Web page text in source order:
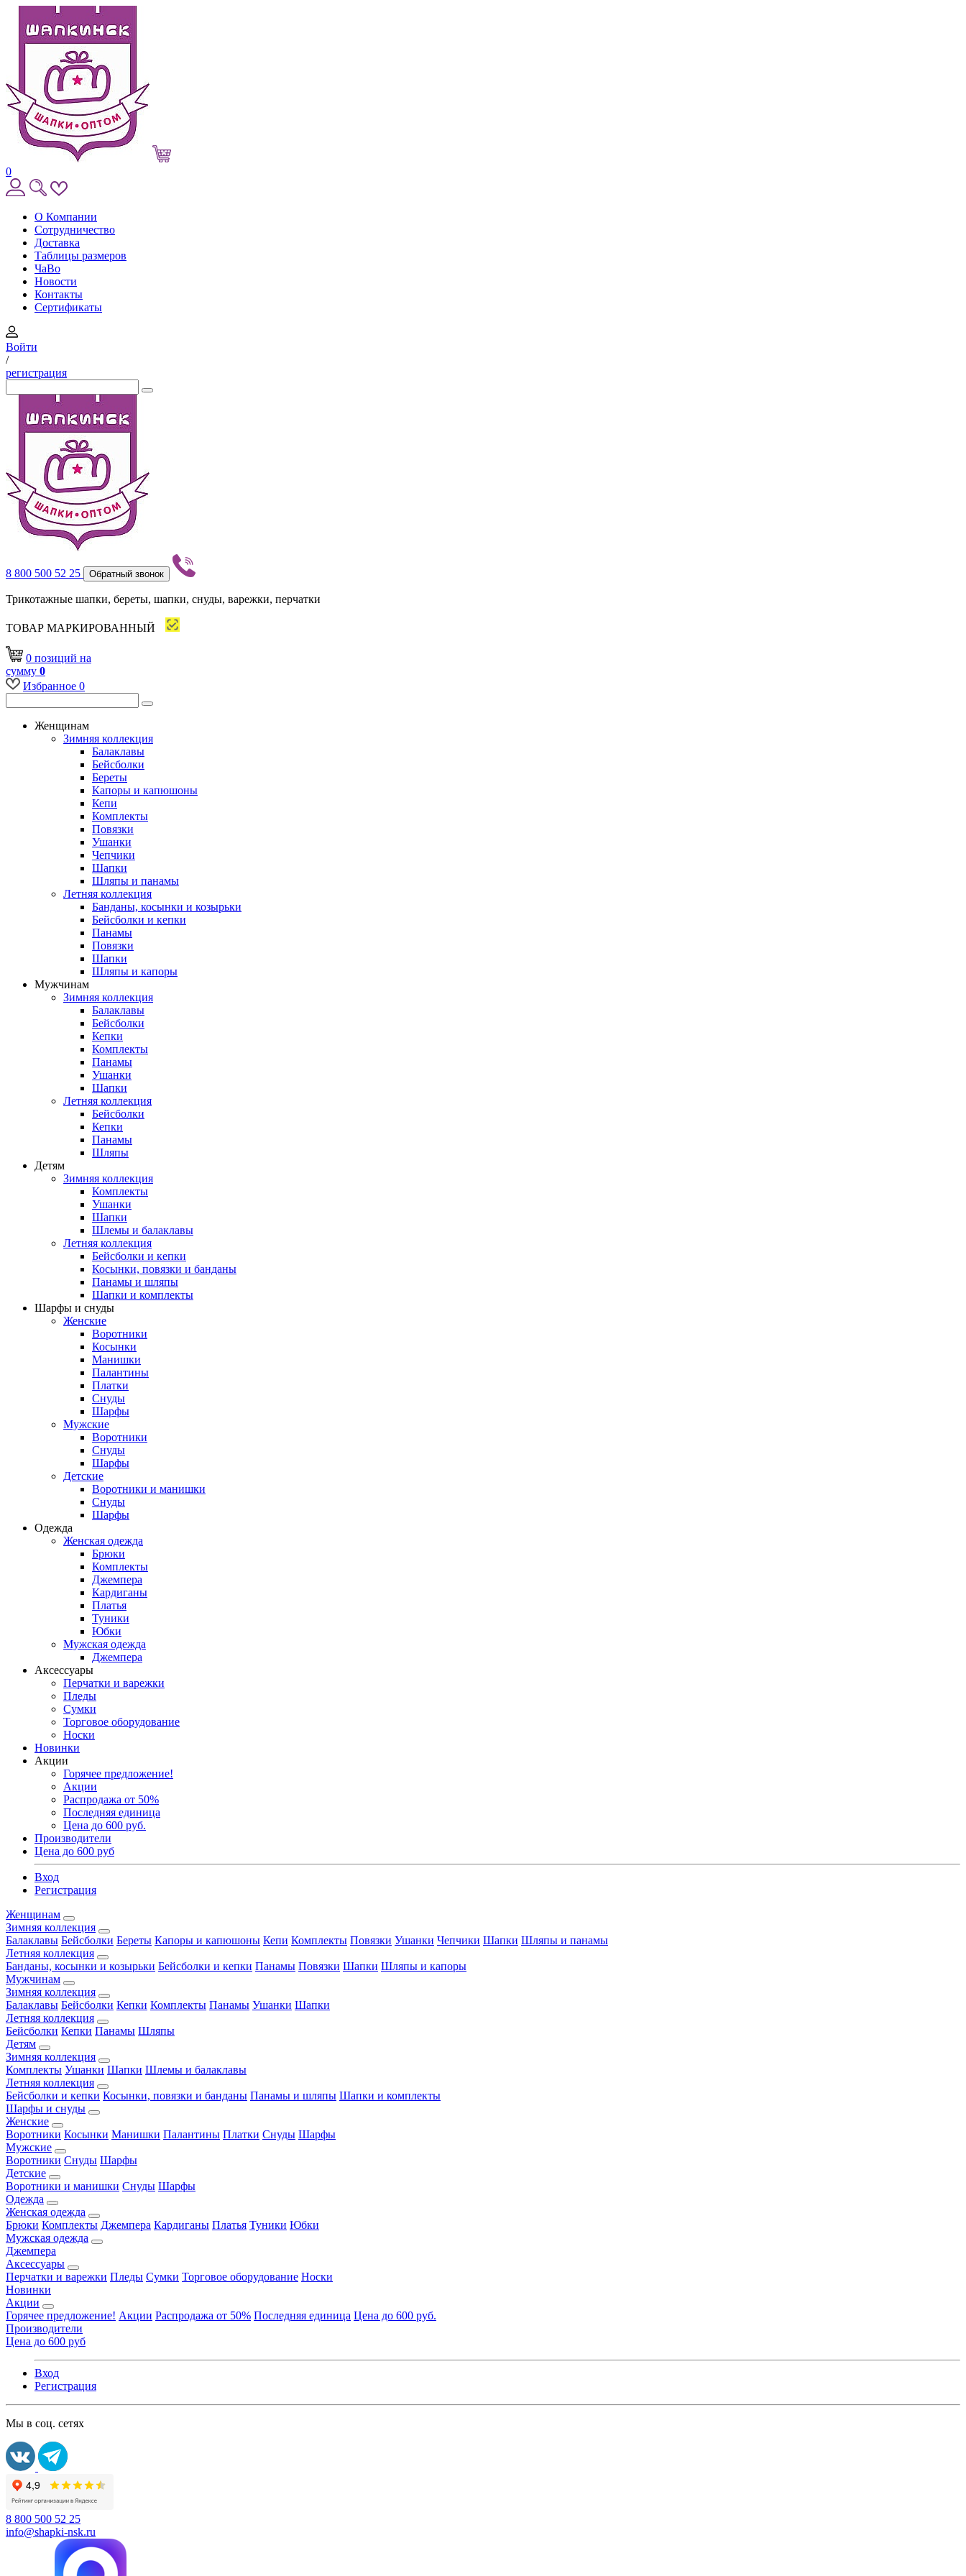
0
О Компании
Сотрудничество
Доставка
Таблицы размеров
ЧаВо
Новости
Контакты
Сертификаты
Войти
/
регистрация
8 800 500 52 25 Обратный звонок
Трикотажные шапки, береты, шапки, снуды, варежки, перчатки
ТОВАР МАРКИРОВАННЫЙ
0 позиций на
сумму 0
Избранное 0
Женщинам
Зимняя коллекция
Балаклавы
Бейсболки
Береты
Капоры и капюшоны
Кепи
Комплекты
Повязки
Ушанки
Чепчики
Шапки
Шляпы и панамы
Летняя коллекция
Банданы, косынки и козырьки
Бейсболки и кепки
Панамы
Повязки
Шапки
Шляпы и капоры
Мужчинам
Зимняя коллекция
Балаклавы
Бейсболки
Кепки
Комплекты
Панамы
Ушанки
Шапки
Летняя коллекция
Бейсболки
Кепки
Панамы
Шляпы
Детям
Зимняя коллекция
Комплекты
Ушанки
Шапки
Шлемы и балаклавы
Летняя коллекция
Бейсболки и кепки
Косынки, повязки и банданы
Панамы и шляпы
Шапки и комплекты
Шарфы и снуды
Женские
Воротники
Косынки
Манишки
Палантины
Платки
Снуды
Шарфы
Мужские
Воротники
Снуды
Шарфы
Детские
Воротники и манишки
Снуды
Шарфы
Одежда
Женская одежда
Брюки
Комплекты
Джемпера
Кардиганы
Платья
Туники
Юбки
Мужская одежда
Джемпера
Аксессуары
Перчатки и варежки
Пледы
Сумки
Торговое оборудование
Носки
Новинки
Акции
Горячее предложение!
Акции
Распродажа от 50%
Последняя единица
Цена до 600 руб.
Производители
Цена до 600 руб
Вход
Регистрация
Женщинам
Зимняя коллекция
Балаклавы Бейсболки Береты Капоры и капюшоны Кепи Комплекты Повязки Ушанки Чепчики Шапки Шляпы и панамы
Летняя коллекция
Банданы, косынки и козырьки Бейсболки и кепки Панамы Повязки Шапки Шляпы и капоры
Мужчинам
Зимняя коллекция
Балаклавы Бейсболки Кепки Комплекты Панамы Ушанки Шапки
Летняя коллекция
Бейсболки Кепки Панамы Шляпы
Детям
Зимняя коллекция
Комплекты Ушанки Шапки Шлемы и балаклавы
Летняя коллекция
Бейсболки и кепки Косынки, повязки и банданы Панамы и шляпы Шапки и комплекты
Шарфы и снуды
Женские
Воротники Косынки Манишки Палантины Платки Снуды Шарфы
Мужские
Воротники Снуды Шарфы
Детские
Воротники и манишки Снуды Шарфы
Одежда
Женская одежда
Брюки Комплекты Джемпера Кардиганы Платья Туники Юбки
Мужская одежда
Джемпера
Аксессуары
Перчатки и варежки Пледы Сумки Торговое оборудование Носки
Новинки
Акции
Горячее предложение! Акции Распродажа от 50% Последняя единица Цена до 600 руб.
Производители
Цена до 600 руб
Вход
Регистрация
Мы в соц. сетях
8 800 500 52 25
info@shapki-nsk.ru